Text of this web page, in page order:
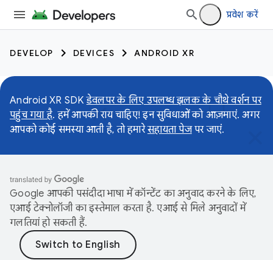
प्रवेश करें
DEVELOP DEVICES ANDROID XR
Android XR SDKडेवलपर के लिए उपलब्ध झलक के चौथे वर्शन पर
पहुंच गया है. हमें आपकी राय चाहिए! इन सुविधाओं को आज़माएं. अगर
आपको कोई समस्या आती है, तो हमारेसहायता पेजपर जाएं.
Google आपकी पसंदीदा भाषा में कॉन्टेंट का अनुवाद करने के लिए,
एआई टेक्नोलॉजी का इस्तेमाल करता है. एआई से मिले अनुवादों में
गलतियां हो सकती हैं.